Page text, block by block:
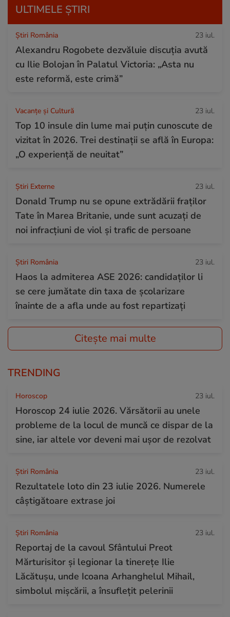
ULTIMELE ȘTIRI
Știri România 23 iul.
Alexandru Rogobete dezvăluie discuția avută
cu Ilie Bolojan în Palatul Victoria: „Asta nu
este reformă, este crimă”
Vacanțe și Cultură 23 iul.
Top 10 insule din lume mai puțin cunoscute de
vizitat în 2026. Trei destinații se află în Europa:
„O experiență de neuitat”
Știri Externe 23 iul.
Donald Trump nu se opune extrădării fraților
Tate în Marea Britanie, unde sunt acuzați de
noi infracțiuni de viol și trafic de persoane
Știri România 23 iul.
Haos la admiterea ASE 2026: candidaților li
se cere jumătate din taxa de școlarizare
înainte de a afla unde au fost repartizați
Citește mai multe
TRENDING
Horoscop 23 iul.
Horoscop 24 iulie 2026. Vărsătorii au unele
probleme de la locul de muncă ce dispar de la
sine, iar altele vor deveni mai ușor de rezolvat
Știri România 23 iul.
Rezultatele loto din 23 iulie 2026. Numerele
câștigătoare extrase joi
Știri România 23 iul.
Reportaj de la cavoul Sfântului Preot
Mărturisitor și legionar la tinerețe Ilie
Lăcătușu, unde Icoana Arhanghelul Mihail,
simbolul mișcării, a însuflețit pelerinii